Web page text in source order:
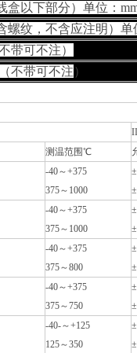
以下部分）单位：
纹，不含应注明）单位
带可不注）
不带可不注 ）
测温范围℃
-40～+375
375～1000
-40～+375
375～1000
-40～+375
375～800
-40～+375
375～750
-40-～+125
125～350